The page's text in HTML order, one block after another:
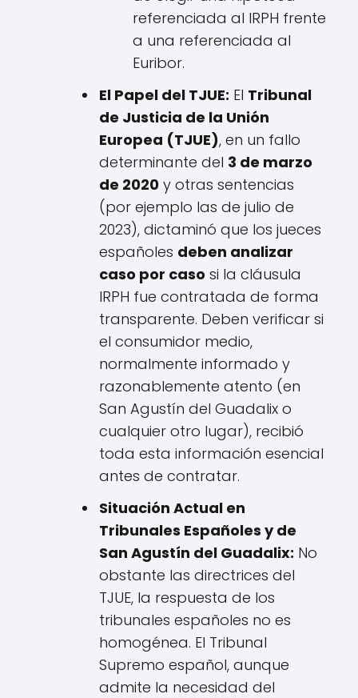
referenciada al IRPH frente
a una referenciada al
Euribor.
El Papel del TJUE: El Tribunal
de Justicia de la Unión
Europea (TJUE), en un fallo
determinante del 3 de marzo
de 2020 y otras sentencias
(por ejemplo las de julio de
2023), dictaminó que los jueces
españoles deben analizar
caso por caso si la cláusula
IRPH fue contratada de forma
transparente. Deben verificar si
el consumidor medio,
normalmente informado y
razonablemente atento (en
San Agustín del Guadalix o
cualquier otro lugar), recibió
toda esta información esencial
antes de contratar.
Situación Actual en
Tribunales Españoles y de
San Agustín del Guadalix: No
obstante las directrices del
TJUE, la respuesta de los
tribunales españoles no es
homogénea. El Tribunal
Supremo español, aunque
admite la necesidad del